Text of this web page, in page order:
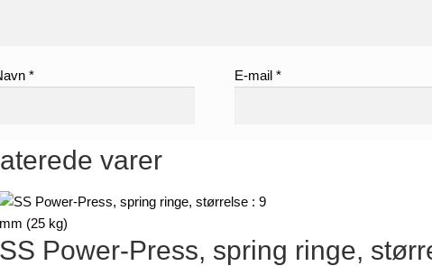
* E-mail*
varer
Power-Press, spring ringe,